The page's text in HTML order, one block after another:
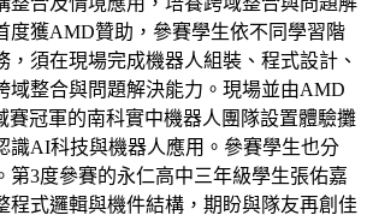
度獲AMD贊助，參賽學生依不同學習階
，須在現場完成機器人組裝、程式設計、
域整合與問題解決能力。現場並由AMD
賽冠軍的南科實中機器人團隊設置體驗攤
識AI科技與機器人應用。參賽學生也分
第3度參賽的永仁高中三年級學生張佑嘉
程式邏輯與機件結構，期盼與隊友再創佳